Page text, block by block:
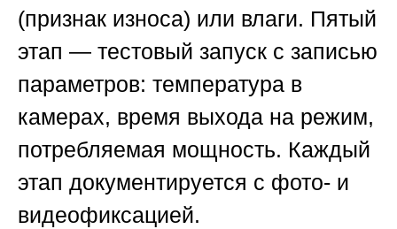
(признак износа) или влаги. Пятый
этап — тестовый запуск с записью
параметров: температура в
камерах, время выхода на режим,
потребляемая мощность. Каждый
этап документируется с фото- и
видеофиксацией.